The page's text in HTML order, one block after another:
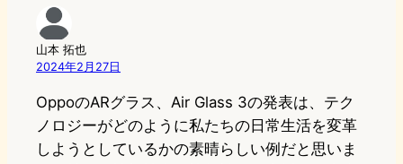
山本 拓也
2024年2月27日
OppoのARグラス、Air Glass 3の発表は、テク
ノロジーがどのように私たちの日常生活を変革
しようとしているかの素晴らしい例だと思いま